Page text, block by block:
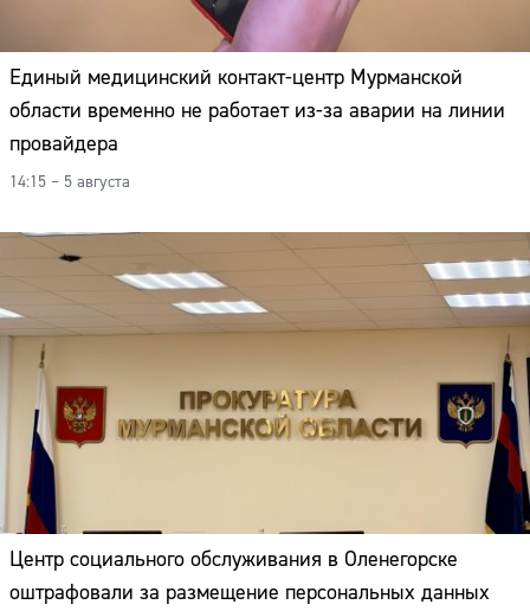
Единый медицинский контакт-центр Мурманской
области временно не работает из-за аварии на линии
провайдера
14:15 – 5 августа
Центр социального обслуживания в Оленегорске
оштрафовали за размещение персональных данных